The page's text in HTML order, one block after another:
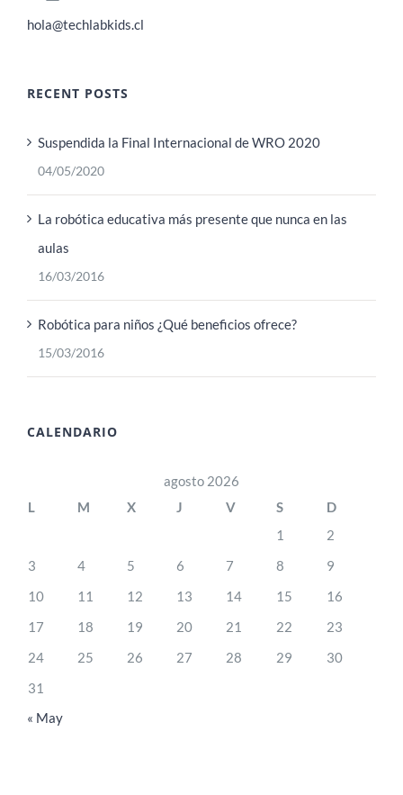
hola@techlabkids.cl
RECENT POSTS
Suspendida la Final Internacional de WRO 2020
04/05/2020
La robótica educativa más presente que nunca en las
aulas
16/03/2016
Robótica para niños ¿Qué beneficios ofrece?
15/03/2016
CALENDARIO
agosto 2026
L
M X J V S
D
1
2
3
4 5 6 7 8
9
10
11 12 13 14 15
16
17
18 19 20 21 22
23
24
25 26 27 28 29
30
31
« May